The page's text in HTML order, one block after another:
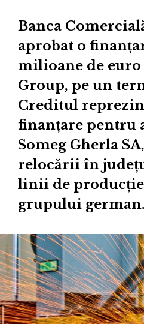
Banca
aprobat o
milioane de
Group, pe un
Creditul
finanțare pentru
Someg Gherla
relocării în
linii de
grupului german.